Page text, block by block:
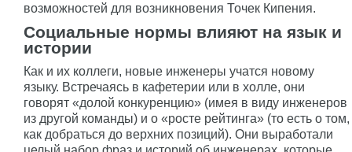
возможностей для возникновения Точек Кипения.
Социальные нормы влияют на язык и
истории
Как и их коллеги, новые инженеры учатся новому
языку. Встречаясь в кафетерии или в холле, они
говорят «долой конкуренцию» (имея в виду инженеров
из другой команды) и о «росте рейтинга» (то есть о том,
как добраться до верхних позиций). Они выработали